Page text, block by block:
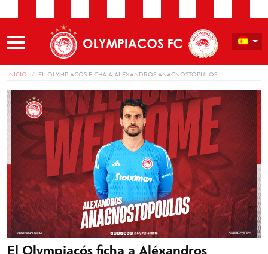
INICIO EL OLYMPIACÓS FICHA A ALÉXANDROS ANAGNOSTÓPULOS